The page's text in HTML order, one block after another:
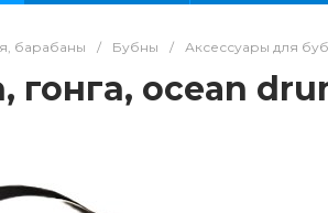
барабаны / Бубны / Аксессуары для
гонга, ocean